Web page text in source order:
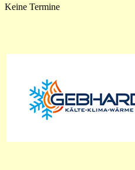
Keine Termine